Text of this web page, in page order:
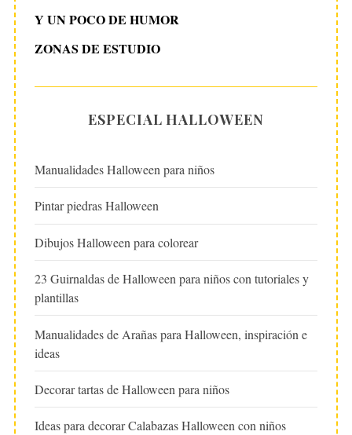
Y UN POCO DE HUMOR
ZONAS DE ESTUDIO
ESPECIAL HALLOWEEN
Manualidades Halloween para niños
Pintar piedras Halloween
Dibujos Halloween para colorear
23 Guirnaldas de Halloween para niños con tutoriales y
plantillas
Manualidades de Arañas para Halloween, inspiración e
ideas
Decorar tartas de Halloween para niños
Ideas para decorar Calabazas Halloween con niños